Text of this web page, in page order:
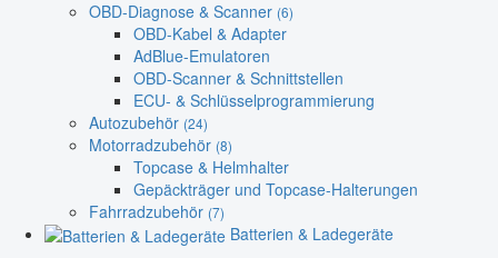
OBD-Diagnose & Scanner (6)
OBD-Kabel & Adapter
AdBlue-Emulatoren
OBD-Scanner & Schnittstellen
ECU- & Schlüsselprogrammierung
Autozubehör (24)
Motorradzubehör (8)
Topcase & Helmhalter
Gepäckträger und Topcase-Halterungen
Fahrradzubehör (7)
Batterien & Ladegeräte